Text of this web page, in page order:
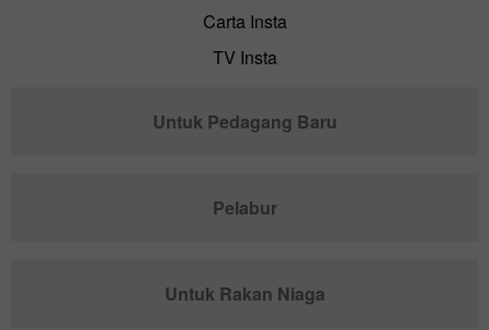
Carta Insta
TV Insta
Untuk Pedagang Baru
Pelabur
Untuk Rakan Niaga